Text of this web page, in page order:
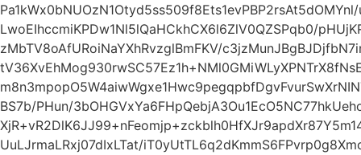
LwoEIhccmiKPDw1Nl5lQaHCkhCX6l6ZlV0QZSPqb0/
zMbTV8oAfURoiNaYXhRvzglBmFKV/
BS7b/PHun/
UuLJrmaLRxj07dIxLTat/